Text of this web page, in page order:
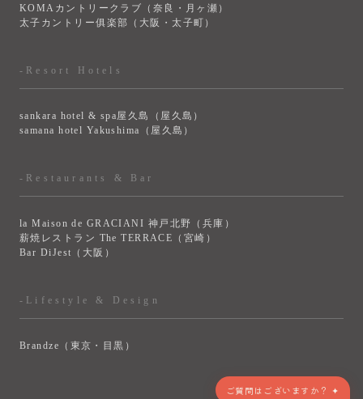
KOMAカントリークラブ（奈良・月ヶ瀬）
太子カントリー俱楽部（大阪・太子町）
-Resort Hotels
sankara hotel & spa屋久島（屋久島）
samana hotel Yakushima（屋久島）
-Restaurants & Bar
la Maison de GRACIANI 神戸北野（兵庫）
薪焼レストラン The TERRACE（宮崎）
Bar DiJest（大阪）
-Lifestyle & Design
Brandze（東京・目黒）
ご質問はございますか？ ✦